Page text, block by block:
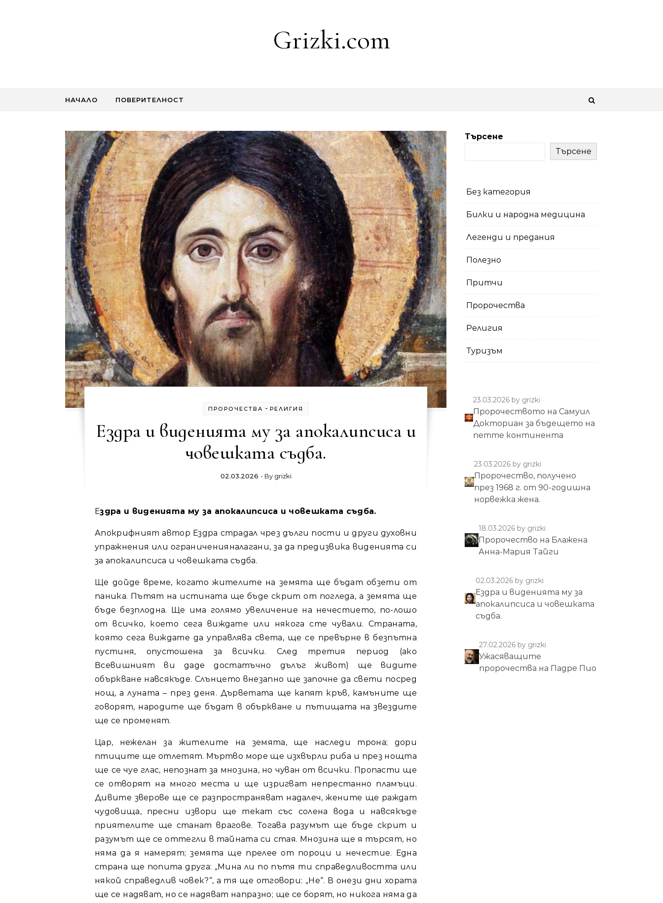
Grizki.com
НАЧАЛО ПОВЕРИТЕЛНОСТ
ПРОРОЧЕСТВА - РЕЛИГИЯ
Ездра и виденията му за апокалипсиса и
човешката съдба.
02.03.2026 - By grizki
Ездра и виденията му за апокалипсиса и човешката съдба.
Апокрифният автор Ездра страдал чрез дълги пости и други духовни
упражнения или ограниченияналагани, за да предизвика виденията си
за апокалипсиса и човешката съдба.
Ще дойде време, когато жителите на земята ще бъдат обзети от
паника. Пътят на истината ще бъде скрит от погледа, а земята ще
бъде безплодна. Ще има голямо увеличение на нечестието, по-лошо
от всичко, което сега виждате или някога сте чували. Страната,
която сега виждате да управлява света, ще се превърне в безпътна
пустиня, опустошена за всички. След третия период (ако
Всевишният ви даде достатъчно дълъг живот) ще видите
объркване навсякъде. Слънцето внезапно ще започне да свети посред
нощ, а луната – през деня. Дърветата ще капят кръв, камъните ще
говорят, народите ще бъдат в объркване и пътищата на звездите
ще се променят.
Цар, нежелан за жителите на земята, ще наследи трона; дори
птиците ще отлетят. Мъртво море ще изхвърли риба и през нощта
ще се чуе глас, непознат за мнозина, но чуван от всички. Пропасти ще
се отворят на много места и ще изригват непрестанно пламъци.
Дивите зверове ще се разпространяват надалеч, жените ще раждат
чудовища, пресни извори ще текат със солена вода и навсякъде
приятелите ще станат врагове. Тогава разумът ще бъде скрит и
разумът ще се оттегли в тайната си стая. Мнозина ще я търсят, но
няма да я намерят; земята ще прелее от пороци и нечестие. Една
страна ще попита друга: „Мина ли по пътя ти справедливостта или
някой справедлив човек?“, а тя ще отговори: „Не“. В онези дни хората
ще се надяват, но се надяват напразно; ще се борят, но никога няма да
Търсене
Търсене
Без категория
Билки и народна медицина
Легенди и предания
Полезно
Притчи
Пророчества
Религия
Туризъм
23.03.2026 by grizki
Пророчеството на Самуил
Докториан за бъдещето на
петте континента
23.03.2026 by grizki
Пророчество, получено
през 1968 г. от 90-годишна
норвежка жена.
18.03.2026 by grizki
Пророчество на Блажена
Анна-Мария Тайги
02.03.2026 by grizki
Ездра и виденията му за
апокалипсиса и човешката
съдба.
27.02.2026 by grizki
Ужасяващите
пророчества на Падре Пио